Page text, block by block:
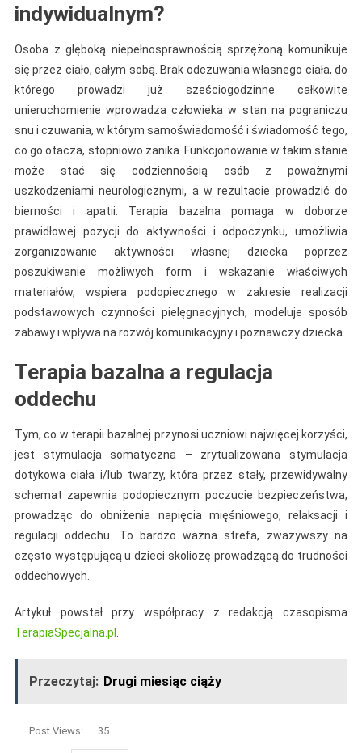
indywidualnym?
Osoba z głęboką niepełnosprawnością sprzężoną komunikuje
się przez ciało, całym sobą. Brak odczuwania własnego ciała, do
którego prowadzi już sześciogodzinne całkowite
unieruchomienie wprowadza człowieka w stan na pograniczu
snu i czuwania, w którym samoświadomość i świadomość tego,
co go otacza, stopniowo zanika. Funkcjonowanie w takim stanie
może stać się codziennością osób z poważnymi
uszkodzeniami neurologicznymi, a w rezultacie prowadzić do
bierności i apatii. Terapia bazalna pomaga w doborze
prawidłowej pozycji do aktywności i odpoczynku, umożliwia
zorganizowanie aktywności własnej dziecka poprzez
poszukiwanie możliwych form i wskazanie właściwych
materiałów, wspiera podopiecznego w zakresie realizacji
podstawowych czynności pielęgnacyjnych, modeluje sposób
zabawy i wpływa na rozwój komunikacyjny i poznawczy dziecka.
Terapia bazalna a regulacja
oddechu
Tym, co w terapii bazalnej przynosi uczniowi najwięcej korzyści,
jest stymulacja somatyczna – zrytualizowana stymulacja
dotykowa ciała i/lub twarzy, która przez stały, przewidywalny
schemat zapewnia podopiecznym poczucie bezpieczeństwa,
prowadząc do obniżenia napięcia mięśniowego, relaksacji i
regulacji oddechu. To bardzo ważna strefa, zważywszy na
często występującą u dzieci skoliozę prowadzącą do trudności
oddechowych.
Artykuł powstał przy współpracy z redakcją czasopisma
TerapiaSpecjalna.pl
Przeczytaj: Drugi miesiąc ciąży
Post Views: 35